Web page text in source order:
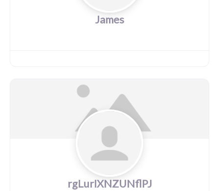
James
rgLurIXNZUNflPJ